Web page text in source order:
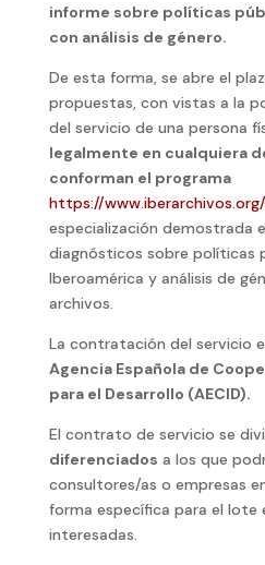
informe sobre políticas
con análisis de género.
De esta forma, se abre el
propuestas, con vistas a la
del servicio de una persona
legalmente en cualquiera
conforman el programa
https://
especialización demostrada
diagnósticos sobre políticas
Iberoamérica y análisis de
archivos.
La contratación del servicio
Agencia Española de
para el Desarrollo (AECID).
El contrato de servicio se
diferenciados a los que
consultores/as o empresas
forma específica para el lote
interesadas.